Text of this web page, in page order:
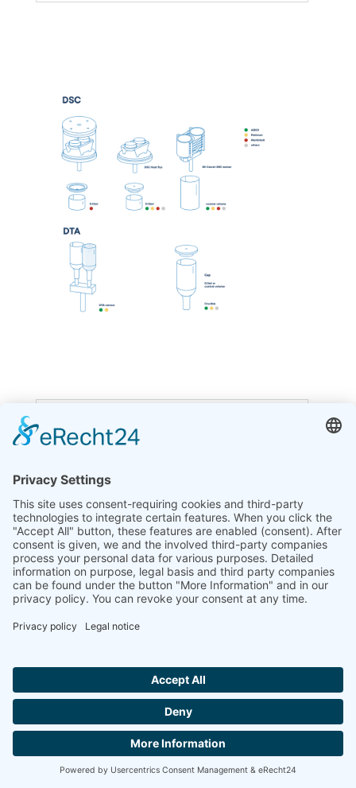
Combien coûte un HDSC L62 ?
Quel est le délai de livraison pour un HDSC
Quels types d'échantillons peuvent être
analysés avec un HDSC L62 ?
Quels sont les avantages du HDSC L62 par
rapport aux autres DSC ?
Hallo ich bin LINAI! Wie kann ich dir
CONTACT